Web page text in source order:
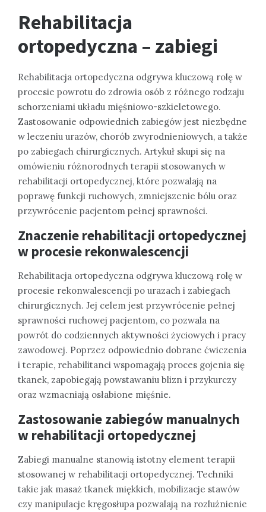
Rehabilitacja
ortopedyczna – zabiegi
Rehabilitacja ortopedyczna odgrywa kluczową rolę w
procesie powrotu do zdrowia osób z różnego rodzaju
schorzeniami układu mięśniowo-szkieletowego.
Zastosowanie odpowiednich zabiegów jest niezbędne
w leczeniu urazów, chorób zwyrodnieniowych, a także
po zabiegach chirurgicznych. Artykuł skupi się na
omówieniu różnorodnych terapii stosowanych w
rehabilitacji ortopedycznej, które pozwalają na
poprawę funkcji ruchowych, zmniejszenie bólu oraz
przywrócenie pacjentom pełnej sprawności.
Znaczenie rehabilitacji ortopedycznej
w procesie rekonwalescencji
Rehabilitacja ortopedyczna odgrywa kluczową rolę w
procesie rekonwalescencji po urazach i zabiegach
chirurgicznych. Jej celem jest przywrócenie pełnej
sprawności ruchowej pacjentom, co pozwala na
powrót do codziennych aktywności życiowych i pracy
zawodowej. Poprzez odpowiednio dobrane ćwiczenia
i terapie, rehabilitanci wspomagają proces gojenia się
tkanek, zapobiegają powstawaniu blizn i przykurczy
oraz wzmacniają osłabione mięśnie.
Zastosowanie zabiegów manualnych
w rehabilitacji ortopedycznej
Zabiegi manualne stanowią istotny element terapii
stosowanej w rehabilitacji ortopedycznej. Techniki
takie jak masaż tkanek miękkich, mobilizacje stawów
czy manipulacje kręgosłupa pozwalają na rozluźnienie